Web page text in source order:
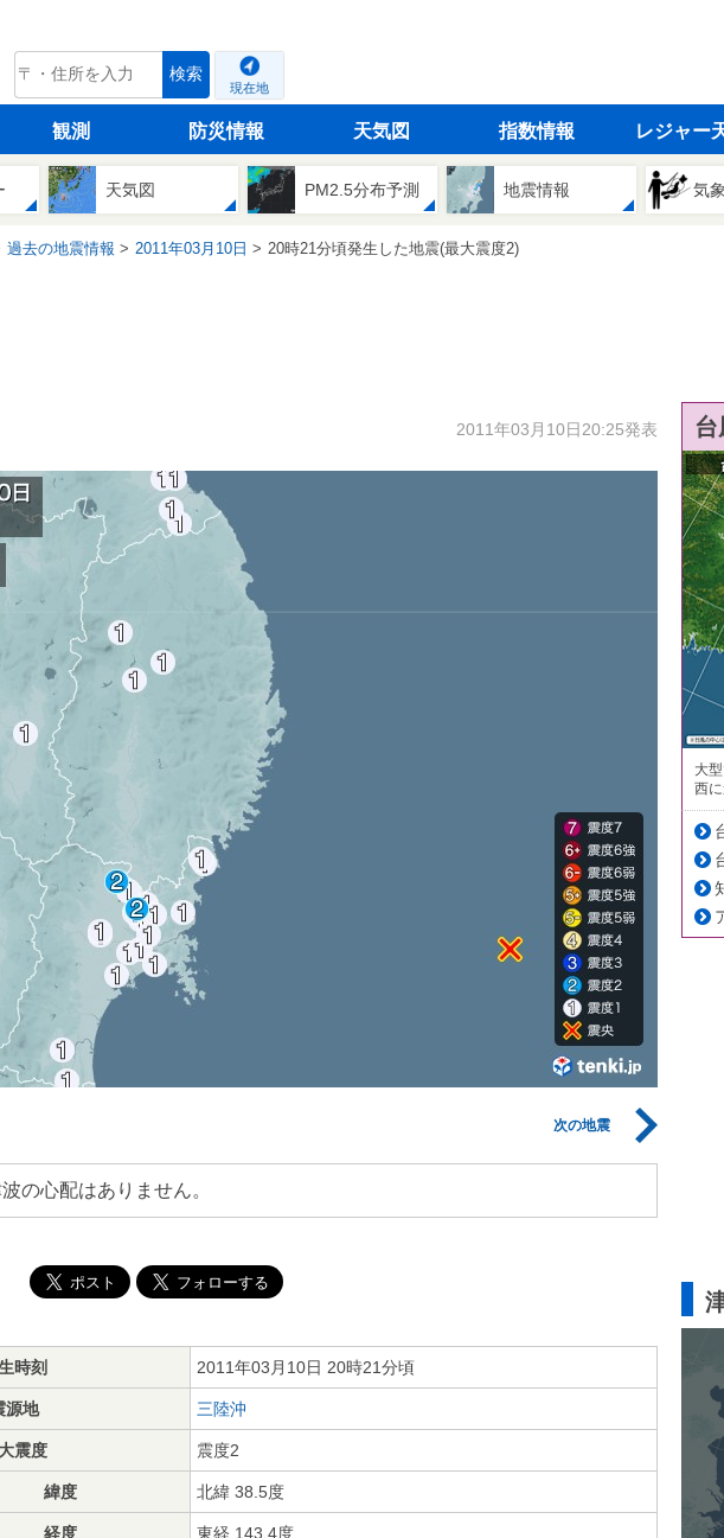
tenki.jp 検索
現在地
観測 防災情報 天気図 指数情報 レジャー
天気図 PM2.5分布予測 地震情報 気
過去の地震情報 2011年03月10日 20時21分頃発生した地震(最大震度2)
2011年03月10日20:25発表
次の地震
の心配はありません。
時刻 2011年03月10日 20時21分頃
源地 三陸沖
震度 震度2
緯度 北緯 38.5度
経度 東経 143.4度
大
西